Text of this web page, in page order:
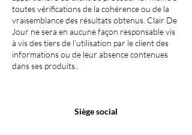
toutes vérifications de la cohérence ou de la
vraisemblance des résultats obtenus. Clair De
Jour ne sera en aucune façon responsable vis
à vis des tiers de l'utilisation par le client des
informations ou de leur absence contenues
dans ses produits..
Siège social